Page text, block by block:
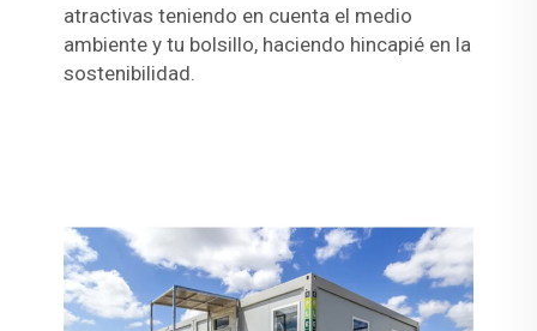
atractivas teniendo en cuenta el medio
ambiente y tu bolsillo, haciendo hincapié en la
sostenibilidad.